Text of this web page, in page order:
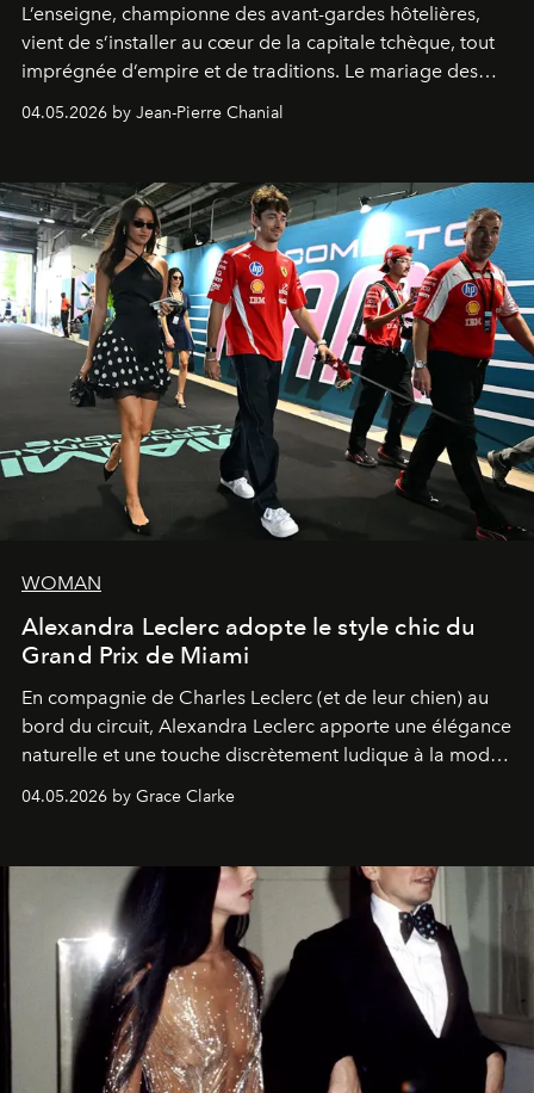
L’enseigne, championne des avant-gardes hôtelières,
vient de s’installer au cœur de la capitale tchèque, tout
imprégnée d’empire et de traditions. Le mariage des
04.05.2026 by Jean-Pierre Chanial
WOMAN
Alexandra Leclerc adopte le style chic du
Grand Prix de Miami
En compagnie de Charles Leclerc (et de leur chien) au
bord du circuit, Alexandra Leclerc apporte une élégance
naturelle et une touche discrètement ludique à la mode
04.05.2026 by Grace Clarke